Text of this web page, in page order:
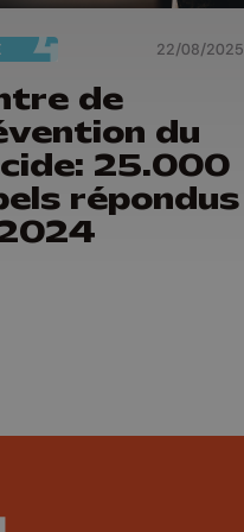
22/08/2025
de
du
25.000
répondus